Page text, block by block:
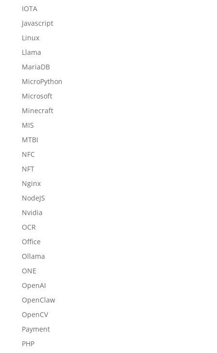
IOTA
Javascript
Linux
Llama
MariaDB
MicroPython
Microsoft
Minecraft
MIS
MTBI
NFC
NFT
Nginx
NodeJS
Nvidia
OCR
Office
Ollama
ONE
OpenAI
OpenClaw
OpenCV
Payment
PHP